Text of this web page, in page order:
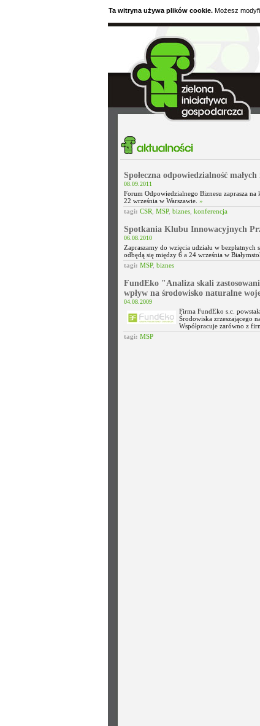
Ta witryna używa plików cookie. Możesz
Społeczna odpowiedzialność
08.09.2011
Forum Odpowiedzialnego Biznesu zaprasza
22 września w Warszawie. »
tagi: CSR MSP, biznes konferencja
Spotkania Klubu Innowacyjnych
06.08.2010
Zapraszamy do wzięcia udziału w
odbędą się między 6 a 24 września w
tagi: MSP, biznes
FundEko "Analiza skali
wpływ na środowisko naturalne
04.08.2009
Firma FundEko s.c.
Środowiska zrzeszającego
Współpracuje zarówno z
tagi: MSP